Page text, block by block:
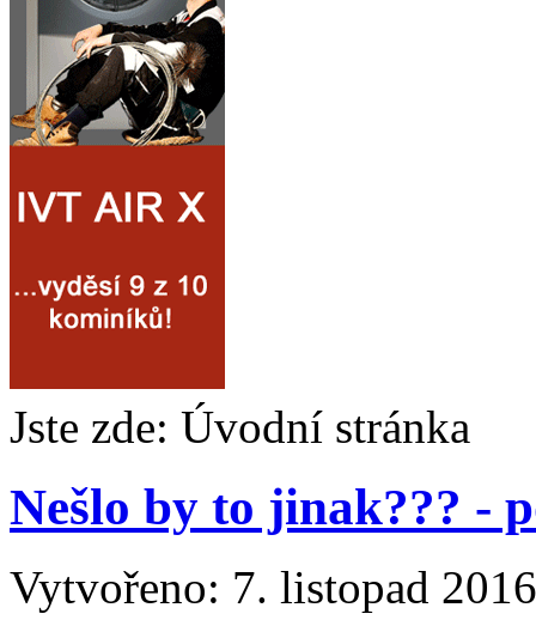
Jste zde: Úvodní stránka
Nešlo by to jinak??? -
Vytvořeno: 7. listopad 2016